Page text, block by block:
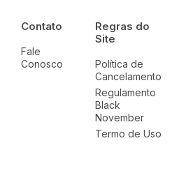
Contato
Fale
Conosco
Regras do
Site
Política de
Cancelamento
Regulamento
Black
November
Termo de Uso